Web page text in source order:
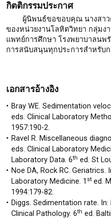
กิตติกรรมประกาศ
ผู้นิพนธ์ขอขอบคุณ นางสาว
ของหน่วยงานโลหิตวิทยา กลุ่มง
แพทย์การศึกษา โรงพยาบาลนพ
การสนับสนุนทุกประการสำหรับ
เอกสารอ้างอิง
Bray WE. Sedimentation
eds. Clinical Laboratory
1957:190-2.
Ravel R. Miscellaneous
eds. Clinical Laboratory
Laboratory Data. 6th ed. St
Noe DA, Rock RC. Geriatrics.
Laboratory Medicine. 1 st ed.
1994:179-82.
Diggs. Sedimentation rate.
Clinical Pathology. 6th ed.